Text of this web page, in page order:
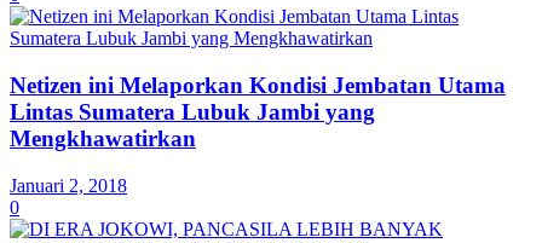
Netizen ini Melaporkan Kondisi Jembatan Utama
Lintas Sumatera Lubuk Jambi yang
Mengkhawatirkan
Januari 2, 2018
0